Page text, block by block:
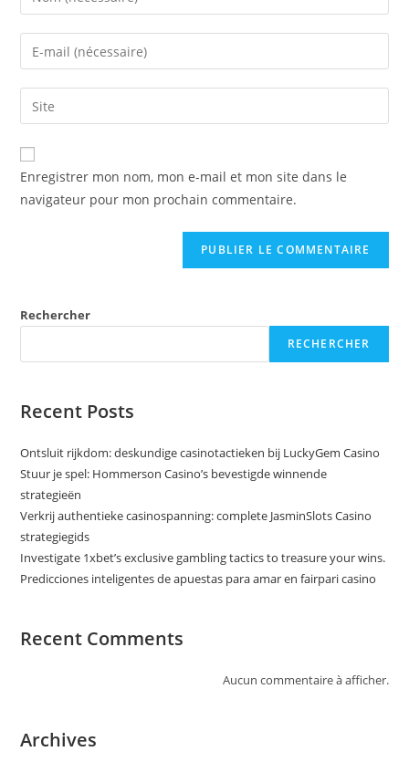
your
name
comment
Enter
your
email
address
comment
Enter
your
website
URL
(optional)
Enregistrer mon nom, mon e-mail et mon site dans le
navigateur pour mon prochain commentaire.
Rechercher
RECHERCHER
Recent Posts
Ontsluit rijkdom: deskundige casinotactieken bij LuckyGem Casino
Stuur je spel: Hommerson Casino’s bevestigde winnende
strategieën
Verkrij authentieke casinospanning: complete JasminSlots Casino
strategiegids
Investigate 1xbet’s exclusive gambling tactics to treasure your wins.
Predicciones inteligentes de apuestas para amar en fairpari casino
Recent Comments
Aucun commentaire à afficher.
Archives